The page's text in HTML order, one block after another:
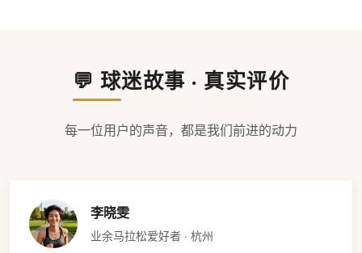
💬 球迷故事 · 真实评价
每一位用户的声音，都是我们前进的动力
李晓雯
业余马拉松爱好者 · 杭州